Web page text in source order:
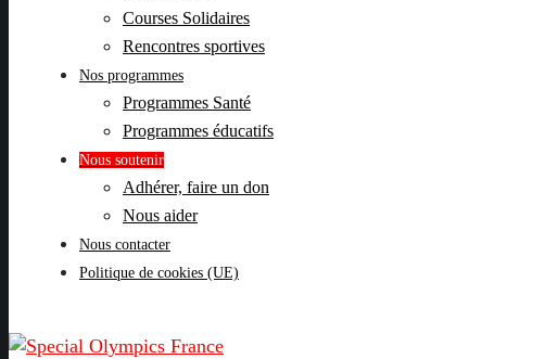
Courses Solidaires
Rencontres sportives
Nos programmes
Programmes Santé
Programmes éducatifs
Nous soutenir
Adhérer, faire un don
Nous aider
Nous contacter
Politique de cookies (UE)